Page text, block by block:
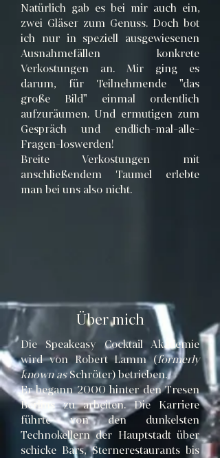
Natürlich gab es bei mir auch ein,
zwei Gläser zum Genuss. Doch bot
ich nur in speziell ausgewiesenen
Ausnahmefällen konkrete
Verkostungen an. Mir ging es
darum, für Teilnehmende "das
große Bild" einmal ordentlich
aufzuräumen. Und ermutigen zum
Gespräch und endlich-mal-alle-
Fragen-loswerden!
Breite Verkostungen mit
anschließendem Taumel erlebte
man bei uns also nicht.
Über mich
Die Speakeasy Cocktail Akademie
wird von Robert Lamm (formerly
known asSchröter) betrieben.
Er begann 2000 hinter den Tresen
Berlinszu arbeiten. Die Karriere
führte von den dunkelsten
Technokellern der Hauptstadt über
schicke Bars, Sternerestaurants bis